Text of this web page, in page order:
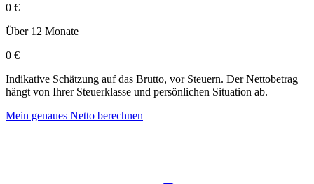
0 €
Über 12 Monate
0 €
Indikative Schätzung auf das Brutto, vor Steuern. Der Nettobetrag
hängt von Ihrer Steuerklasse und persönlichen Situation ab.
Mein genaues Netto berechnen